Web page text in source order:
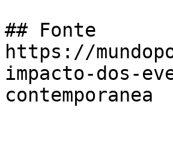
## Fonte
https://
impacto-dos-
contemporanea